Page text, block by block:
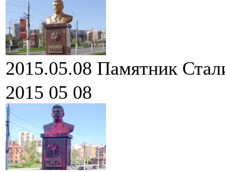
2015.05.08 Памятник
2015 05 08